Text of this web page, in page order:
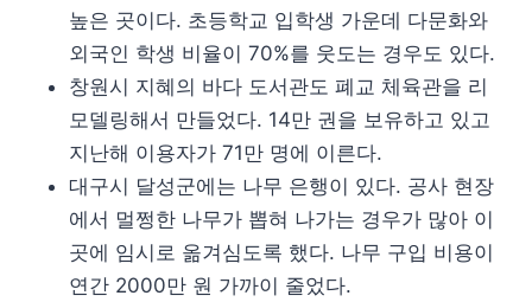
높은 곳이다. 초등학교 입학생 가운데 다문화와
외국인 학생 비율이 70%를 웃도는 경우도 있다.
창원시 지혜의 바다 도서관도 폐교 체육관을 리
모델링해서 만들었다. 14만 권을 보유하고 있고
지난해 이용자가 71만 명에 이른다.
대구시 달성군에는 나무 은행이 있다. 공사 현장
에서 멀쩡한 나무가 뽑혀 나가는 경우가 많아 이
곳에 임시로 옮겨심도록 했다. 나무 구입 비용이
연간 2000만 원 가까이 줄었다.